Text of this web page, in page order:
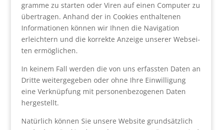
gram­me zu star­ten oder Viren auf einen Com­pu­ter zu
über­tra­gen. Anhand der in Coo­kies ent­hal­te­nen
Infor­ma­tio­nen kön­nen wir Ihnen die Navi­ga­ti­on
erleich­tern und die kor­rek­te Anzei­ge unse­rer Web­sei­
ten ermög­li­chen.
In kei­nem Fall wer­den die von uns erfass­ten Daten an
Drit­te wei­ter­ge­ge­ben oder ohne Ihre Ein­wil­li­gung
eine Ver­knüp­fung mit per­so­nen­be­zo­ge­nen Daten
her­ge­stellt.
Natür­lich kön­nen Sie unse­re Web­site grund­sätz­lich